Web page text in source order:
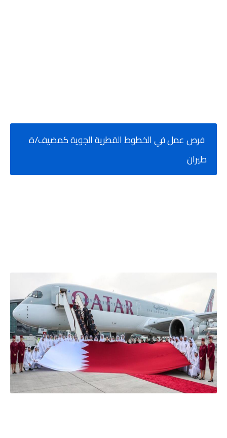
فرص عمل في الخطوط القطرية الجوية كمضيف/ة
طيران